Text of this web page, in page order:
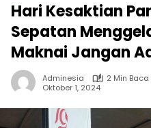
Hari Kesaktian
Sepatan
Maknai Jangan
Adminesia
2 Min Baca
Oktober 1, 2024